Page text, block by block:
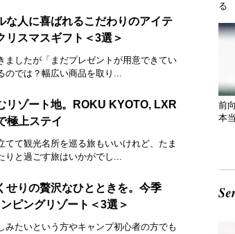
な人に喜ばれるこだわりのアイテ
リスマスギフト＜3選＞
ましたが「まだプレゼントが用意できてい
のでは？幅広い商品を取り...
リゾート地。ROKU KYOTO, LXR
極上ステイ
てて観光名所を巡る旅もいいけれど、たま
りと過ごす旅はいかがでし...
せりの贅沢なひとときを。今季
ピングリゾート＜3選＞
みたいという方やキャンプ初心者の方でも
る
前
本